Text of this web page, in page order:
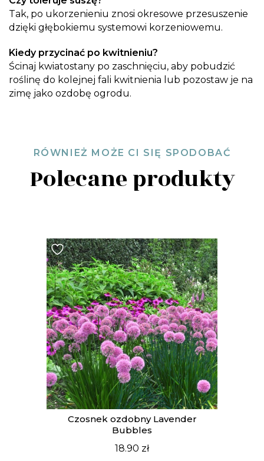
Tak, po ukorzenieniu znosi okresowe przesuszenie
dzięki głębokiemu systemowi korzeniowemu.
Kiedy przycinać po kwitnieniu?
Ścinaj kwiatostany po zaschnięciu, aby pobudzić
roślinę do kolejnej fali kwitnienia lub pozostaw je na
zimę jako ozdobę ogrodu.
RÓWNIEŻ MOŻE CI SIĘ SPODOBAĆ
Polecane produkty
Czosnek ozdobny Lavender
Bubbles
18.90 zł